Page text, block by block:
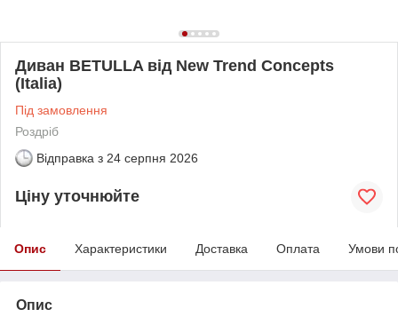
Диван BETULLA від New Trend Concepts
(Italia)
Під замовлення
Роздріб
Відправка з 24 серпня 2026
Ціну уточнюйте
Опис Характеристики Доставка Оплата Умови
Опис